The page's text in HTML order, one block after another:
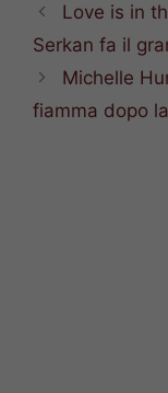
Love is in
Serkan fa il
Michelle
fiamma dopo